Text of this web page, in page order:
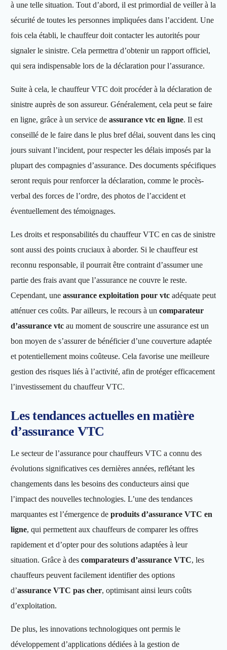
à une telle situation. Tout d’abord, il est primordial de veiller à la
sécurité de toutes les personnes impliquées dans l’accident. Une
fois cela établi, le chauffeur doit contacter les autorités pour
signaler le sinistre. Cela permettra d’obtenir un rapport officiel,
qui sera indispensable lors de la déclaration pour l’assurance.
Suite à cela, le chauffeur VTC doit procéder à la déclaration de
sinistre auprès de son assureur. Généralement, cela peut se faire
en ligne, grâce à un service deassurance vtc en ligne. Il est
conseillé de le faire dans le plus bref délai, souvent dans les cinq
jours suivant l’incident, pour respecter les délais imposés par la
plupart des compagnies d’assurance. Des documents spécifiques
seront requis pour renforcer la déclaration, comme le procès-
verbal des forces de l’ordre, des photos de l’accident et
éventuellement des témoignages.
Les droits et responsabilités du chauffeur VTC en cas de sinistre
sont aussi des points cruciaux à aborder. Si le chauffeur est
reconnu responsable, il pourrait être contraint d’assumer une
partie des frais avant que l’assurance ne couvre le reste.
Cependant, uneassurance exploitation pour vtc adéquate peut
atténuer ces coûts. Par ailleurs, le recours à uncomparateur
d’assurance vtc au moment de souscrire une assurance est un
bon moyen de s’assurer de bénéficier d’une couverture adaptée
et potentiellement moins coûteuse. Cela favorise une meilleure
gestion des risques liés à l’activité, afin de protéger efficacement
l’investissement du chauffeur VTC.
Les tendances actuelles en matière
d’assurance VTC
Le secteur de l’assurance pour chauffeurs VTC a connu des
évolutions significatives ces dernières années, reflétant les
changements dans les besoins des conducteurs ainsi que
l’impact des nouvelles technologies. L’une des tendances
marquantes est l’émergence deproduits d’assurance VTC en
ligne, qui permettent aux chauffeurs de comparer les offres
rapidement et d’opter pour des solutions adaptées à leur
situation. Grâce à descomparateurs d’assurance VTC, les
chauffeurs peuvent facilement identifier des options
d’assurance VTC pas cher, optimisant ainsi leurs coûts
d’exploitation.
De plus, les innovations technologiques ont permis le
développement d’applications dédiées à la gestion de